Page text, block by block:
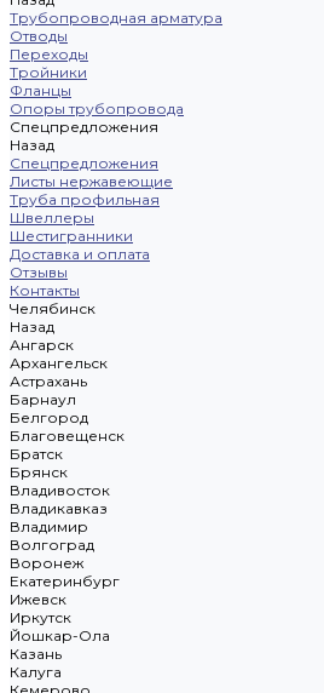
Трубопроводная арматура
Отводы
Переходы
Тройники
Фланцы
Опоры трубопровода
Спецпредложения
Назад
Спецпредложения
Листы нержавеющие
Труба профильная
Швеллеры
Шестигранники
Доставка и оплата
Отзывы
Контакты
Челябинск
Назад
Ангарск
Архангельск
Астрахань
Барнаул
Белгород
Благовещенск
Братск
Брянск
Владивосток
Владикавказ
Владимир
Волгоград
Воронеж
Екатеринбург
Ижевск
Иркутск
Йошкар-Ола
Казань
Калуга